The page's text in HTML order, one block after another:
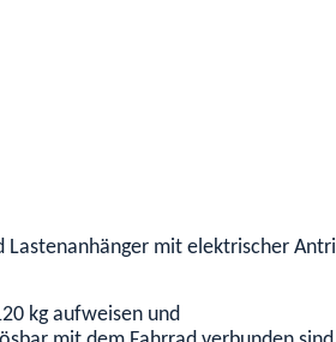
mit elektrischer
kg aufweisen und